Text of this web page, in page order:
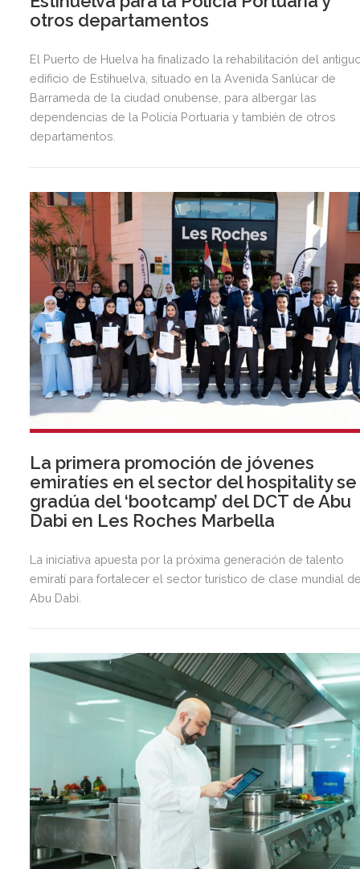
otros departamentos
El Puerto de Huelva ha finalizado la rehabilitación del
edificio de Estihuelva, situado en la Avenida Sanlúcar de
Barrameda de la ciudad onubense, para albergar las
dependencias de la Policía Portuaria y también de otros
departamentos.
La primera promoción de jóvenes
emiratíes en el sector del hospitality se
gradúa del ‘bootcamp’ del DCT de Abu
Dabi en Les Roches Marbella
La iniciativa apuesta por la próxima generación de talento
emiratí para fortalecer el sector turístico de clase mundial
Abu Dabi.